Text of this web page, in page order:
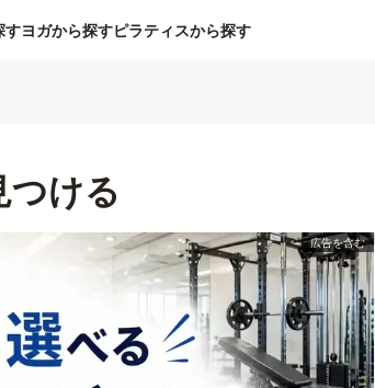
すヨガから探すピラティスから探す
ける